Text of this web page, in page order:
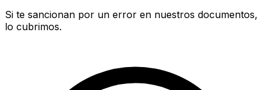
Si te sancionan por un error en nuestros documentos,
lo cubrimos.